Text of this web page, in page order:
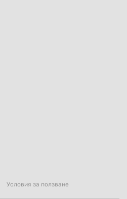
Условия за ползване